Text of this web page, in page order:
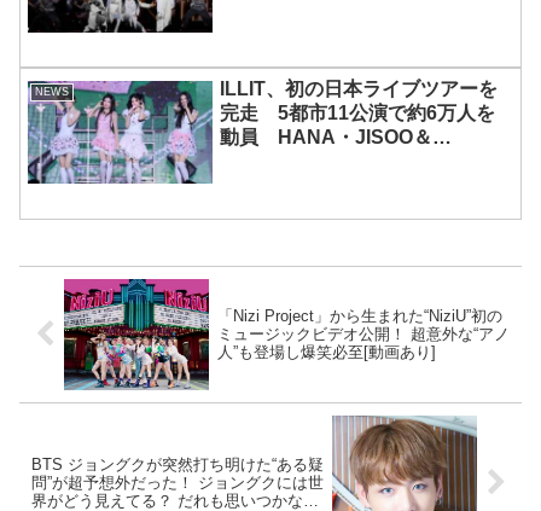
NEWS
ILLIT、初の日本ライブツアーを
完走 5都市11公演で約6万人を
動員 HANA・JISOO＆
「Nizi Project」から生まれた“NiziU”初の
ミュージックビデオ公開！ 超意外な“アノ
人”も登場し爆笑必至[動画あり]
BTS ジョングクが突然打ち明けた“ある疑
問”が超予想外だった！ ジョングクには世
界がどう見えてる？ だれも思いつかない